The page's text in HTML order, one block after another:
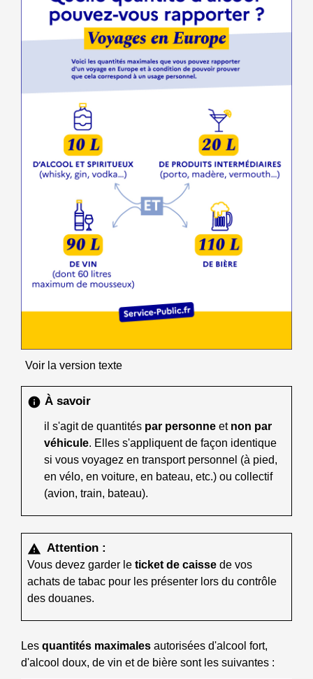
Voir la version texte
info À savoir
il s'agit de quantités par personne et non par
véhicule. Elles s'appliquent de façon identique
si vous voyagez en transport personnel (à pied,
en vélo, en voiture, en bateau, etc.) ou collectif
(avion, train, bateau).
warning Attention :
Vous devez garder le ticket de caisse de vos
achats de tabac pour les présenter lors du contrôle
des douanes.
Les quantités maximales autorisées d'alcool fort,
d'alcool doux, de vin et de bière sont les suivantes :